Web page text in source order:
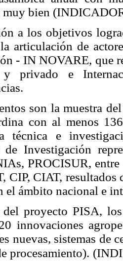
muy bien
a los objetivos
articulación de
- IN NOVARE, que
privado e
son la muestra
con al menos
técnica e
de Investigación
PROCISUR,
CIP, CIAT,
el ámbito nacional e
del proyecto PISA,
innovaciones
nuevas, sistemas de
procesamiento).